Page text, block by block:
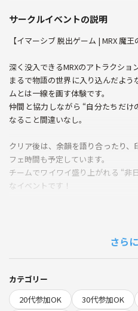
サークルイベントの説明
【イマーシブ 脱出ゲーム | MRX 魔王
深く没入できるMRXのアトラクショ
まるで物語の世界に入り込んだよ
ムとは一線を画す体験です。
仲間と協力しながら “自分たちだ
なること間違いなし。
クリア後は、余韻を語り合ったり
フェ時間も予定しています。
チームでワイワイ盛り上がれる “
なイベントです！
場所：MRX 魔王の日曜日・イマーシ
募集人数：6名（先着）
さら
カテゴリー
20代参加OK
30代参加OK